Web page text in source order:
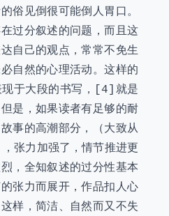
俗见倒很可能倒人胃口。
过分叙述的问题，而且这
自己的观点，常常不免生
自然的心理活动。这样的
现于大段的书写，[4]就是
是，如果读者有足够的耐
事的高潮部分，（大致从
张力加强了，情节推进更
，全知叙述的过分性基本
张力而展开，作品扣人心
样，简洁、自然而又不失